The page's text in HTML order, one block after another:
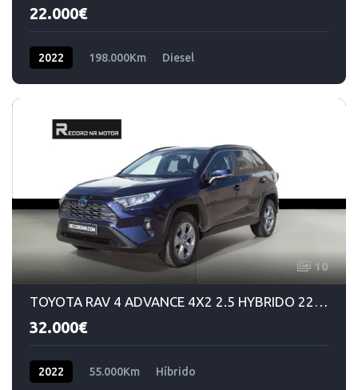
22.000€
2022 198.000Km Diesel
10
TOYOTA RAV 4 ADVANCE 4X2 2.5 HYBRIDO 220 CV DSG
32.000€
2022 55.000Km Híbrido